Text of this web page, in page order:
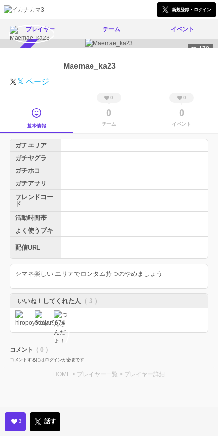
新規登録・ログイン
プレイヤー チーム イベント
178
Maemae_ka23
𝕏 ページ
基本情報
0
0
チーム
0
0
イベント
ガチエリア
ガチヤグラ
ガチホコ
ガチアサリ
フレンドコー
ド
活動時間帯
よく使うブキ
配信URL
シマネ楽しい エリアでロンタム持つのやめましょう
いいね！してくれた人 （ 3 ）
コメント （ 0 ）
コメントするにはログインが必要です
HOME > プレイヤー一覧 > プレイヤー詳細
3 話す